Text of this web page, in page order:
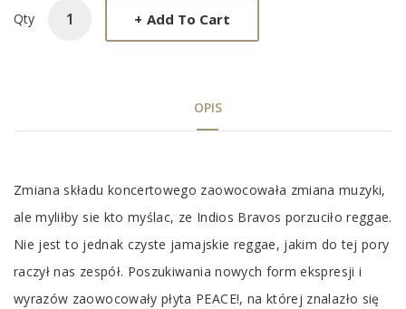
Qty + Add To Cart
OPIS
Tab
Article
Zmiana składu koncertowego zaowocowała zmiana muzyki,
ale myliłby sie kto myślac, ze Indios Bravos porzuciło reggae.
Nie jest to jednak czyste jamajskie reggae, jakim do tej pory
raczył nas zespół. Poszukiwania nowych form ekspresji i
wyrazów zaowocowały płyta PEACE!, na której znalazło się